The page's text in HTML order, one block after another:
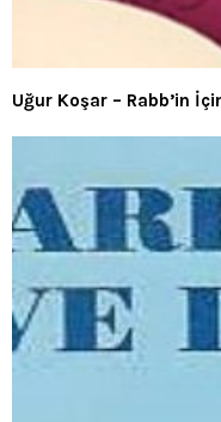
Uğur Koşar – Rabb’in